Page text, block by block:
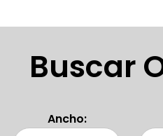
Buscar
Ancho: